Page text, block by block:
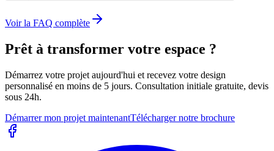
Voir la FAQ complète
Prêt à transformer votre espace ?
Démarrez votre projet aujourd'hui et recevez votre design
personnalisé en moins de 5 jours. Consultation initiale gratuite, devis
sous 24h.
Démarrer mon projet maintenantTélécharger notre brochure